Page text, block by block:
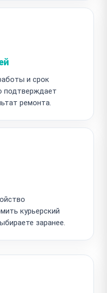
и срок
подтверждает
ремонта.
курьерский
заранее.